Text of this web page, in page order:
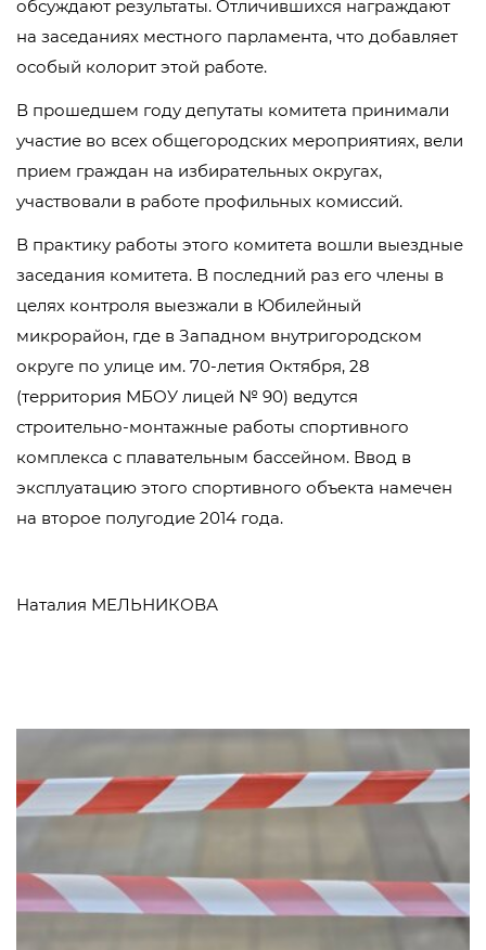
обсуждают результаты. Отличившихся награждают
на заседаниях местного парламента, что добавляет
особый колорит этой работе.
В прошедшем году депутаты комитета принимали
участие во всех общегородских мероприятиях, вели
прием граждан на избирательных округах,
участвовали в работе профильных комиссий.
В практику работы этого комитета вошли выездные
заседания комитета. В последний раз его члены в
целях контроля выезжали в Юбилейный
микрорайон, где в Западном внутригородском
округе по улице им. 70-летия Октября, 28
(территория МБОУ лицей № 90) ведутся
строительно-монтажные работы спортивного
комплекса с плавательным бассейном. Ввод в
эксплуатацию этого спортивного объекта намечен
на второе полугодие 2014 года.
Наталия МЕЛЬНИКОВА